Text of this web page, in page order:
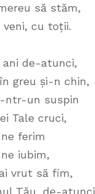
să stăm,
cu toții.
de-atunci,
greu și-n chin,
ntr-un suspin
Tale cruci,
ferim
iubim,
vrut să fim,
Tău, de-atunci